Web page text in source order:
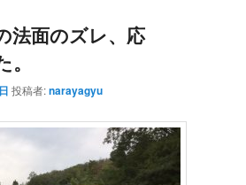
法面のズレ、応
投稿者:narayagyu